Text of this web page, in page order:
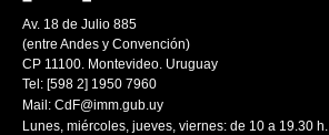
Av. 18 de Julio 885
(entre Andes y Convención)
CP 11100. Montevideo. Uruguay
Tel: [598 2] 1950 7960
Mail: CdF@imm.gub.uy
Lunes, miércoles, jueves, viernes: de 10 a 19.30 h.